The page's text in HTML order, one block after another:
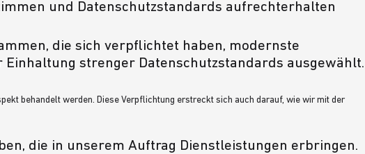
und Datenschutzstandards aufrechterhalten
die sich verpflichtet haben, modernste
strenger Datenschutzstandards ausgewählt.
behandelt werden. Diese Verpflichtung erstreckt sich auch darauf, wie wir mit der
die in unserem Auftrag Dienstleistungen erbringen.